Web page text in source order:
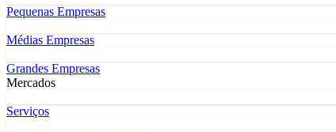
Pequenas Empresas
Médias Empresas
Grandes Empresas
Mercados
Serviços